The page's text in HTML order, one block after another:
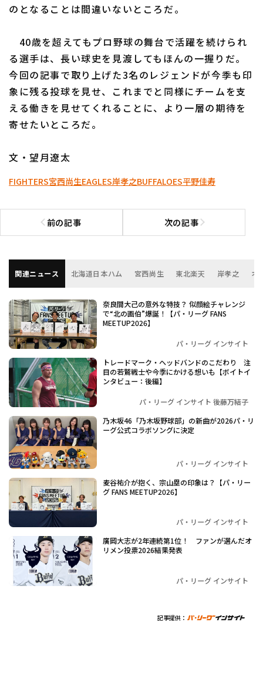
のとなることは間違いないところだ。
40歳を超えてもプロ野球の舞台で活躍を続けられ
る選手は、長い球史を見渡してもほんの一握りだ。
今回の記事で取り上げた3名のレジェンドが今季も印
象に残る投球を見せ、これまでと同様にチームを支
える働きを見せてくれることに、より一層の期待を
寄せたいところだ。
文・望月遼太
FIGHTERS宮西尚生EAGLES岸孝之BUFFALOES平野佳寿
前の記事
前の記事へ 次の記事次の記事へ
関連ニュース 北海道日本ハム 宮西尚生 東北楽天 岸孝之 オ
奈良間大己の意外な特技？ 似顔絵チャレンジ
で“北の画伯”爆誕！【パ・リーグ FANS
MEETUP2026】
パ・リーグ インサイト
トレードマーク・ヘッドバンドのこだわり 注
目の若鷲戦士や今季にかける想いも【ボイトイ
ンタビュー：後編】
パ・リーグ インサイト 後藤万結子
乃木坂46「乃木坂野球部」の新曲が2026パ・リ
ーグ公式コラボソングに決定
パ・リーグ インサイト
麦谷祐介が抱く、宗山塁の印象は？【パ・リー
グ FANS MEETUP2026】
パ・リーグ インサイト
廣岡大志が2年連続第1位！ ファンが選んだオ
リメン投票2026結果発表
パ・リーグ インサイト
記事提供：